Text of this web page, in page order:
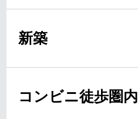
新築
コンビニ徒歩圏内